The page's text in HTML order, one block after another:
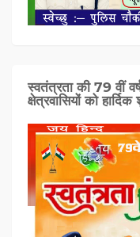
स्वतंत्रता की 79 वीं
क्षेत्रवासियों को